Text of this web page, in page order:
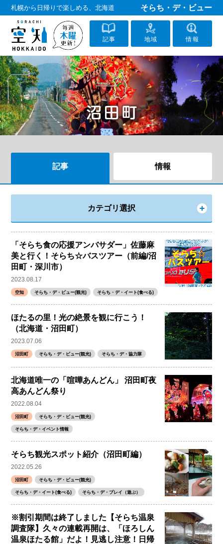
札幌から日帰りで楽しめる、北海道 そらち・デ・ビュー
記事 地域 情報
記事 情報
カテゴリ選択
「そらち食の応援アンバサダー」佐藤麻
美と行く！そらち☆バスツアー（前編/沼
田町・深川市）
2023.08.17
空知 そらち・デ・ビュー(観光) そらち・デ・イート(食べる)
ほたるの里！光の絶景を観に行こう！
（北海道・沼田町）
2023.07.06
沼田町 そらち・デ・ビュー(観光) そらち・デ・協力隊
北海道唯一の「喧嘩あんどん」 沼田町夜
高あんどん祭り
2022.08.04
沼田町 そらち・デ・ビュー(観光)
そらち・デ・イベント情報
そらち観光スポット紹介（沼田町編）
2022.05.26
沼田町 そらち・デ・ビュー(観光)
そらち・デ・イート(食べる) そらち・デ・プレイ（遊ぶ）
※割引期間は終了しました【そらち温泉
調査隊】久々の連載再開は、「ほろしん
温泉ほたる館」だよ！見逃し注意！日帰